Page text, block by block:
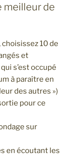
meilleur de
10 de
et
s’est occupé
à paraître en
des autres »)
pour ce
sur
en écoutant les